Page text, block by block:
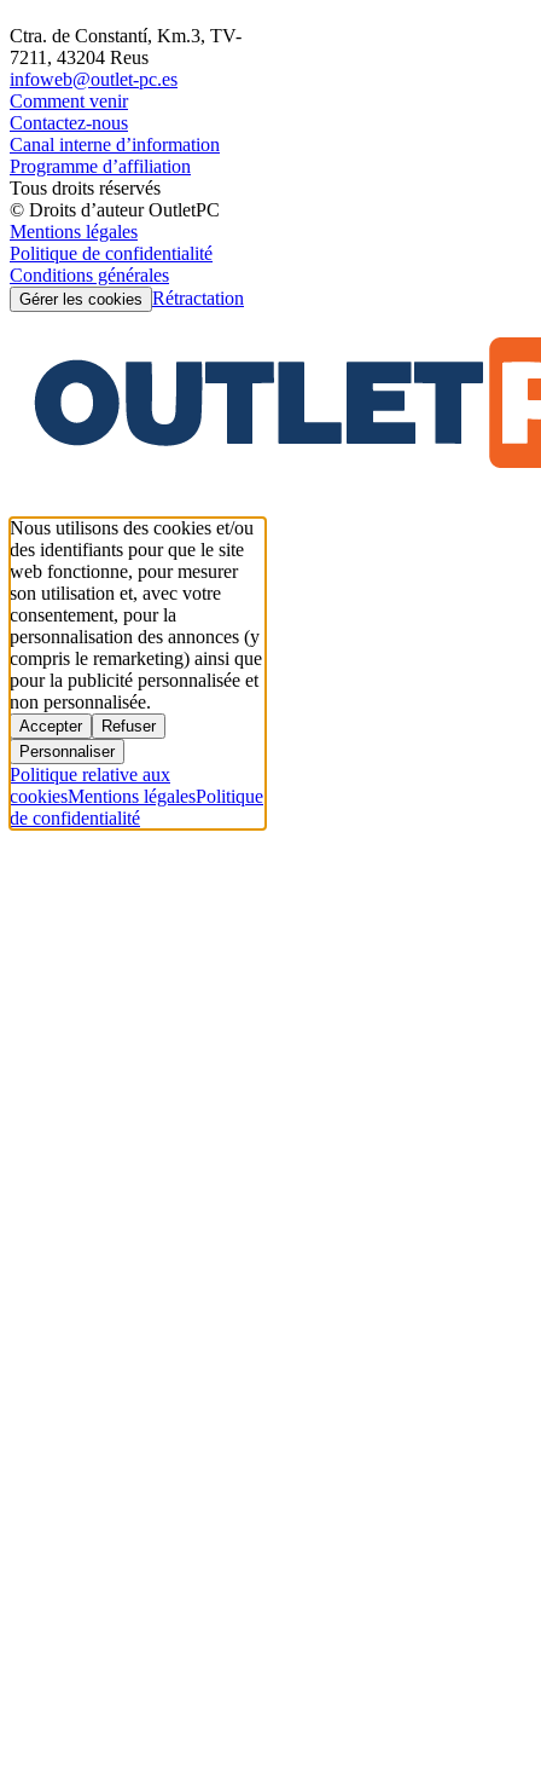
Ctra. de Constantí, Km.3, TV-
7211, 43204 Reus
infoweb@outlet-pc.es
Comment venir
Contactez-nous
Canal interne d’information
Programme d’affiliation
Tous droits réservés
© Droits d’auteur OutletPC
Mentions légales
Politique de confidentialité
Conditions générales
Gérer les cookies Rétractation
Nous utilisons des cookies et/ou
des identifiants pour que le site
web fonctionne, pour mesurer
son utilisation et, avec votre
consentement, pour la
personnalisation des annonces (y
compris le remarketing) ainsi que
pour la publicité personnalisée et
non personnalisée.
Accepter
Refuser
Personnaliser
Politique relative aux
cookiesMentions légalesPolitique
de confidentialité